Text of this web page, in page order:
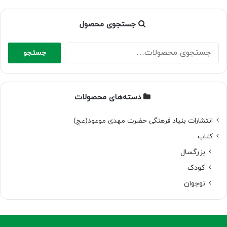
جستجوی محصول
جستجو
برای:
جستجو
دسته‌های محصولات
انتشارات بنیاد فرهنگی حضرت مهدی موعود(عج)
کتاب
بزرگسال
کودک
نوجوان